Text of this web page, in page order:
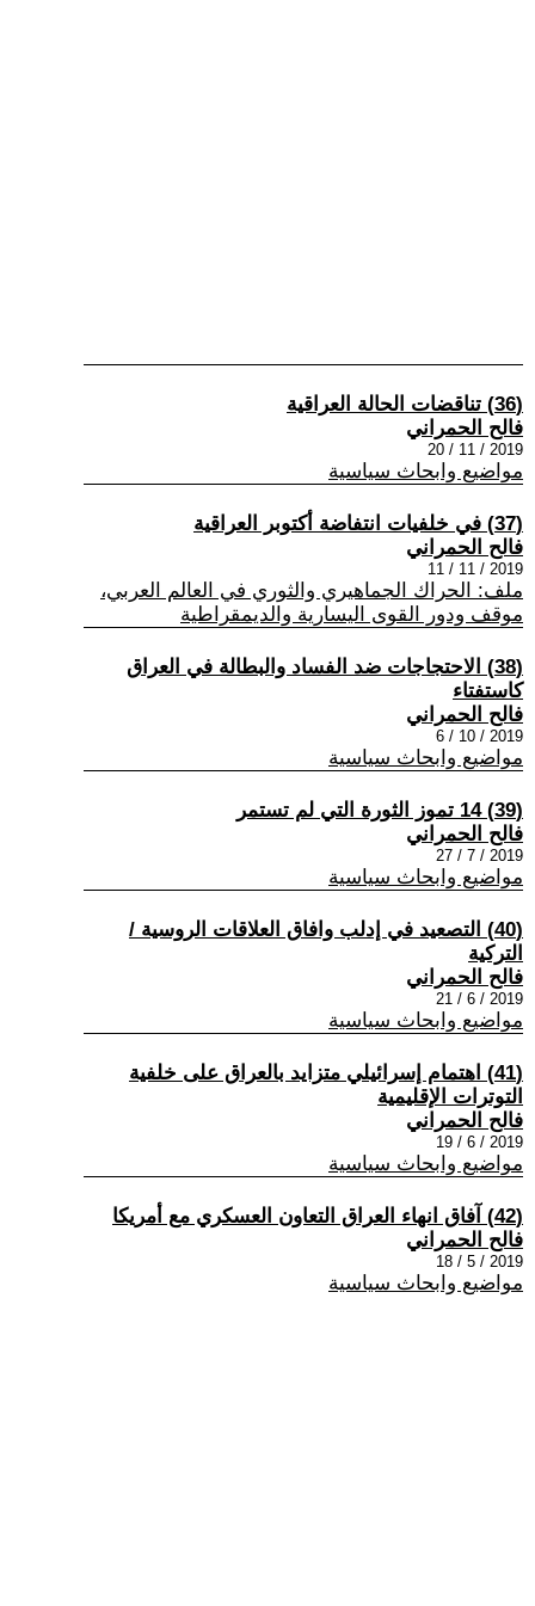
(36) تناقضات الحالة العراقية
فالح الحمراني
2019 / 11 / 20
مواضيع وابحاث سياسية
(37) في خلفيات انتفاضة أكتوبر العراقية
فالح الحمراني
2019 / 11 / 11
ملف: الحراك الجماهيري والثوري في العالم العربي،
موقف ودور القوى اليسارية والديمقراطية
(38) الاحتجاجات ضد الفساد والبطالة في العراق
كاستفتاء
فالح الحمراني
2019 / 10 / 6
مواضيع وابحاث سياسية
(39) 14 تموز الثورة التي لم تستمر
فالح الحمراني
2019 / 7 / 27
مواضيع وابحاث سياسية
(40) التصعيد في إدلب وافاق العلاقات الروسية /
التركية
فالح الحمراني
2019 / 6 / 21
مواضيع وابحاث سياسية
(41) اهتمام إسرائيلي متزايد بالعراق على خلفية
التوترات الإقليمية
فالح الحمراني
2019 / 6 / 19
مواضيع وابحاث سياسية
(42) آفاق انهاء العراق التعاون العسكري مع أمريكا
فالح الحمراني
2019 / 5 / 18
مواضيع وابحاث سياسية